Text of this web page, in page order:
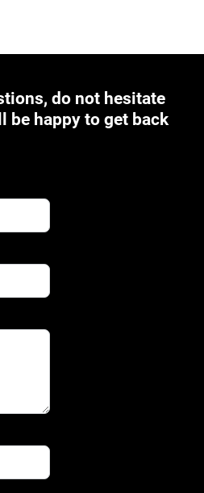
do not hesitate
be happy to get back